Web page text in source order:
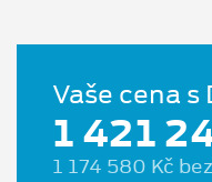
Vaše cena s
1 421
1 174 580 Kč